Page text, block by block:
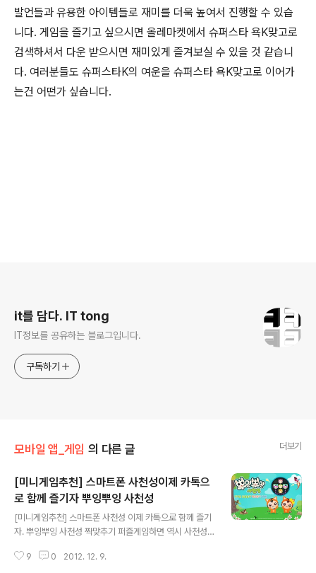
발언들과 유용한 아이템들로 재미를 더욱 높여서 진행할 수 있습
니다. 게임을 즐기고 싶으시면 올레마켓에서 슈퍼스타 욕K맞고로
검색하셔서 다운 받으시면 재미있게 즐겨보실 수 있을 것 같습니
다. 여러분들도 슈퍼스타K의 여운을 슈퍼스타 욕K맞고로 이어가
는건 어떤가 싶습니다.
it를 담다. IT tong
IT정보를 공유하는 블로그입니다.
구독하기
모바일 앱_게임 의 다른 글 더보기
[미니게임추천] 스마트폰 사천성이제 카톡으
로 함께 즐기자 뿌잉뿌잉 사천성
[미니게임추천] 스마트폰 사천성 이제 카톡으로 함께 즐기
자. 뿌잉뿌잉 사천성 짝맞추기 퍼즐게임하면 역시 사천성
림과 모양의 짝들을 찾아 톡톡 맞추어 주면 효과음을 내면
9 0 2012. 12. 9.